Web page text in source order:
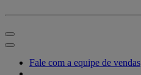
Fale com a equipe de vendas